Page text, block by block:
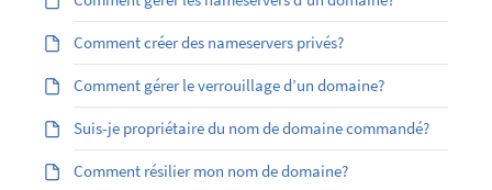
Comment créer des nameservers privés?
Comment gérer le verrouillage d’un domaine?
Suis-je propriétaire du nom de domaine commandé?
Comment résilier mon nom de domaine?